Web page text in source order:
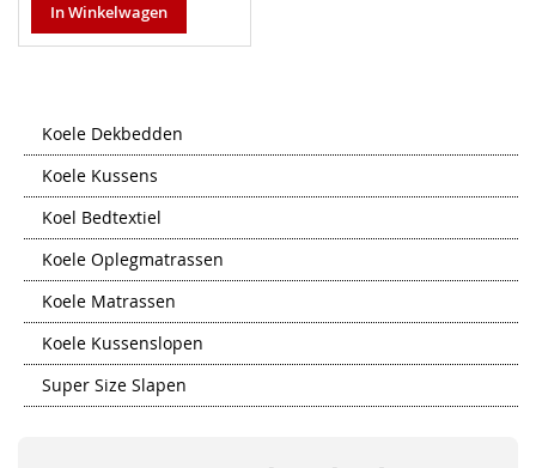
In Winkelwagen
Koele Dekbedden
Koele Kussens
Koel Bedtextiel
Koele Oplegmatrassen
Koele Matrassen
Koele Kussenslopen
Super Size Slapen